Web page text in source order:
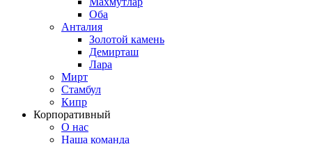
Оба
Анталия
Золотой камень
Демирташ
Лара
Мирт
Стамбул
Кипр
Корпоративный
О нас
Наша команда